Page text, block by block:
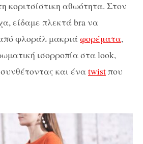
κοριτσίστικη αθωότητα. Στον
είδαμε πλεκτά bra να
φλοράλ μακριάφορέματα,
ισορροπία στα look,
και έναtwistπου